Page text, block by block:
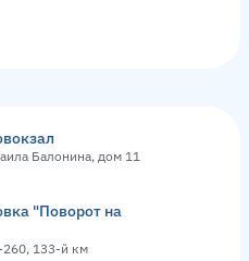
Балонина, дом 11
"Поворот на
260, 133-й км